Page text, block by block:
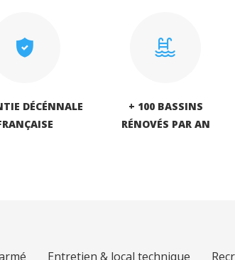
DÉCÉNNALE
+ 100 BASSINS
RÉNOVÉS PAR AN
Entretien & local technique